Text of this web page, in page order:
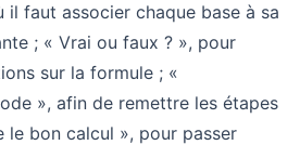
il faut associer chaque base à sa
; « Vrai ou faux ? », pour
sur la formule ; «
», afin de remettre les étapes
le bon calcul », pour passer